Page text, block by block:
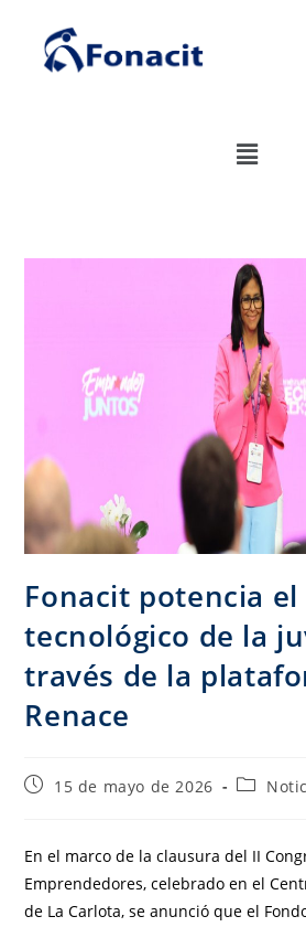
Fonacit potencia
tecnológico de la
través de la
Renace
15 de mayo de 2026
En el marco de la clausura del II
Emprendedores, celebrado en el
de La Carlota, se anunció que el